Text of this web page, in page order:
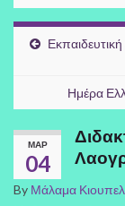
Ημέρα
ΜΑΡ
04
By Μάλαμα